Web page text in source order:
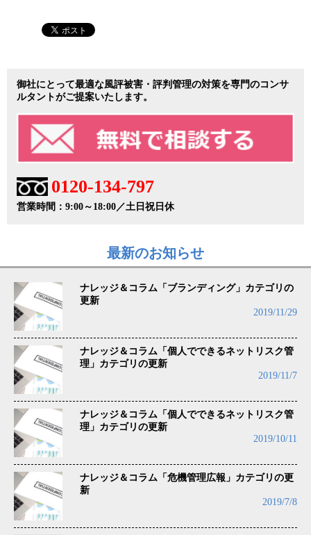
御社にとって最適な風評被害・評判管理の対策を専門のコンサ
ルタントがご提案いたします。
0120-134-797
営業時間：9:00～18:00／土日祝日休
最新のお知らせ
ナレッジ＆コラム「ブランディング」カテゴリの
更新
2019/11/29
ナレッジ＆コラム「個人でできるネットリスク管
理」カテゴリの更新
2019/11/7
ナレッジ＆コラム「個人でできるネットリスク管
理」カテゴリの更新
2019/10/11
ナレッジ＆コラム「危機管理広報」カテゴリの更
新
2019/7/8